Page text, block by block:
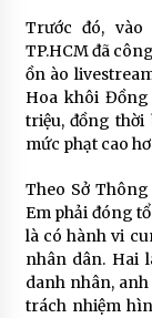
Trước đó,
TP.HCM đã
ồn ào
Hoa khôi Đồng
triệu, đồng
mức phạt cao
Theo Sở
Em phải đóng
là có hành vi
nhân dân. Hai
danh nhân,
trách nhiệm